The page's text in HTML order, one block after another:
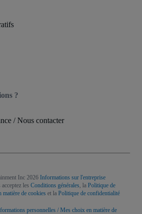
?
/ Nous contacter
Inc 2026 Informations sur l'entreprise
les Conditions générales, la Politique de
matière de cookies et la Politique de confidentialité
personnelles / Mes choix en matière de